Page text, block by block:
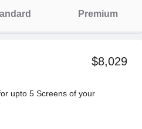
Premium
$8,029
upto 5 Screens of your